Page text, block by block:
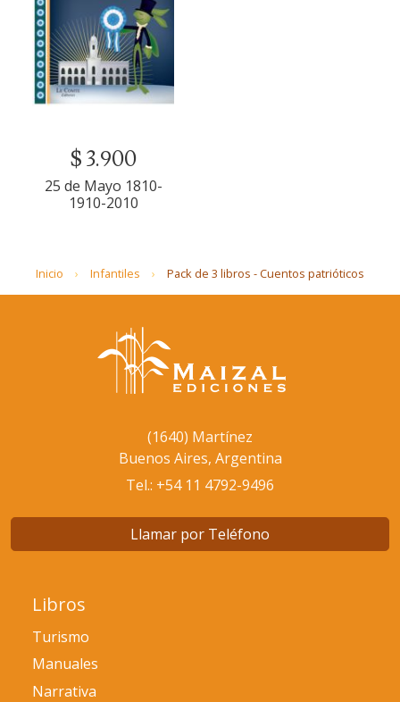
$ 3.900
25 de Mayo 1810-
1910-2010
Inicio Infantiles Pack de 3 libros - Cuentos patrióticos
(1640) Martínez
Buenos Aires, Argentina
Tel.: +54 11 4792-9496
Llamar por Teléfono
Libros
Turismo
Manuales
Narrativa